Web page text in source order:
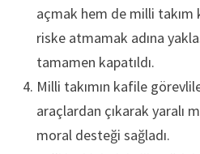
açmak hem de milli takım
riske atmamak adına
tamamen kapatıldı.
Milli takımın kafile
araçlardan çıkarak yaralı
moral desteği sağladı.